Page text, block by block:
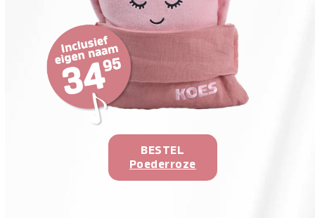
BESTEL
Poederroze